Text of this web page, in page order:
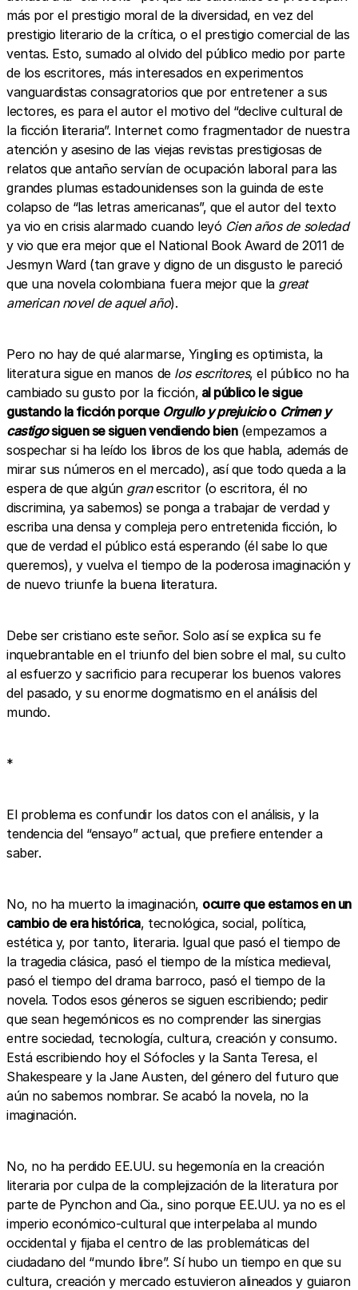
más por el prestigio moral de la diversidad, en vez del
prestigio literario de la crítica, o el prestigio comercial de las
ventas. Esto, sumado al olvido del público medio por parte
de los escritores, más interesados en experimentos
vanguardistas consagratorios que por entretener a sus
lectores, es para el autor el motivo del “declive cultural de
la ficción literaria”. Internet como fragmentador de nuestra
atención y asesino de las viejas revistas prestigiosas de
relatos que antaño servían de ocupación laboral para las
grandes plumas estadounidenses son la guinda de este
colapso de “las letras americanas”, que el autor del texto
ya vio en crisis alarmado cuando leyó Cien años de soledad
y vio que era mejor que el National Book Award de 2011 de
Jesmyn Ward (tan grave y digno de un disgusto le pareció
que una novela colombiana fuera mejor que la great
american novel de aquel año).
Pero no hay de qué alarmarse, Yingling es optimista, la
literatura sigue en manos de los escritores, el público no ha
cambiado su gusto por la ficción, al público le sigue
gustando la ficción porque Orgullo y prejuicioo Crimen y
castigosiguen se siguen vendiendo bien(empezamos a
sospechar si ha leído los libros de los que habla, además de
mirar sus números en el mercado), así que todo queda a la
espera de que algún granescritor (o escritora, él no
discrimina, ya sabemos) se ponga a trabajar de verdad y
escriba una densa y compleja pero entretenida ficción, lo
que de verdad el público está esperando (él sabe lo que
queremos), y vuelva el tiempo de la poderosa imaginación y
de nuevo triunfe la buena literatura.
Debe ser cristiano este señor. Solo así se explica su fe
inquebrantable en el triunfo del bien sobre el mal, su culto
al esfuerzo y sacrificio para recuperar los buenos valores
del pasado, y su enorme dogmatismo en el análisis del
mundo.
*
El problema es confundir los datos con el análisis, y la
tendencia del “ensayo” actual, que prefiere entender a
saber.
No, no ha muerto la imaginación, ocurre que estamos en un
cambio de era histórica, tecnológica, social, política,
estética y, por tanto, literaria. Igual que pasó el tiempo de
la tragedia clásica, pasó el tiempo de la mística medieval,
pasó el tiempo del drama barroco, pasó el tiempo de la
novela. Todos esos géneros se siguen escribiendo; pedir
que sean hegemónicos es no comprender las sinergias
entre sociedad, tecnología, cultura, creación y consumo.
Está escribiendo hoy el Sófocles y la Santa Teresa, el
Shakespeare y la Jane Austen, del género del futuro que
aún no sabemos nombrar. Se acabó la novela, no la
imaginación.
No, no ha perdido EE.UU. su hegemonía en la creación
literaria por culpa de la complejización de la literatura por
parte de Pynchon and Cia., sino porque EE.UU. ya no es el
imperio económico-cultural que interpelaba al mundo
occidental y fijaba el centro de las problemáticas del
ciudadano del “mundo libre”. Sí hubo un tiempo en que su
cultura, creación y mercado estuvieron alineados y guiaron